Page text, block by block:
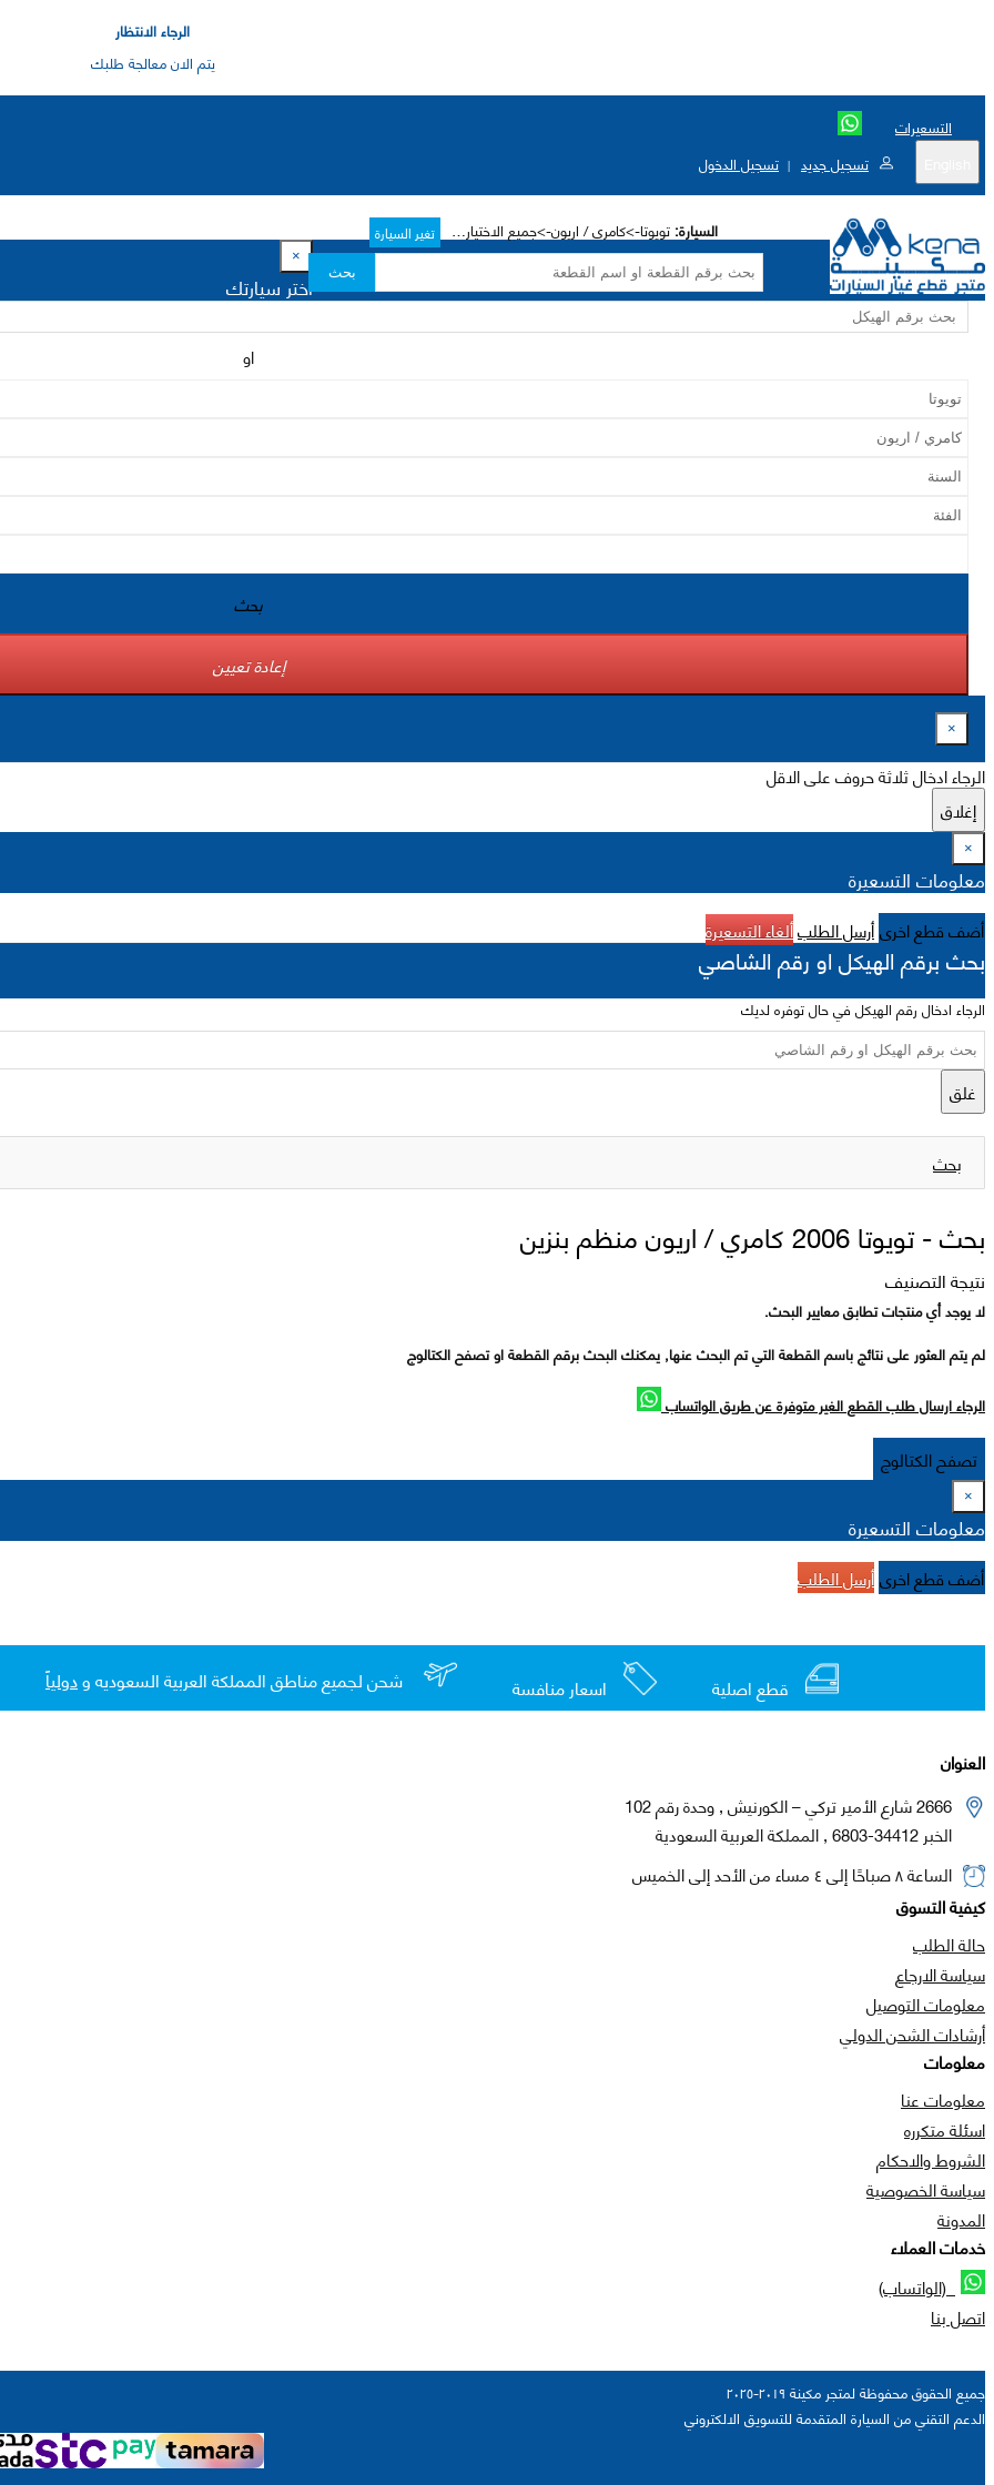
الرجاء الانتظار
يتم الان معالجة طلبك
التسعيرات
تسجيل جديد | تسجيل الدخول
السيارة: تويوتا->كامري / اريون->جميع الاختيارات-> تغير السيارة
بحث
×
اختر سيارتك
او
بحث
إعادة تعيين
×
الرجاء ادخال ثلاثة حروف على الاقل
إغلاق
×
معلومات التسعيرة
أضف قطع اخرىأرسل الطلبألغاء التسعيرة
بحث برقم الهيكل او رقم الشاصي
الرجاء ادخال رقم الهيكل في حال توفره لديك
غلق
بحث
بحث -تويوتا 2006 كامري / اريون منظم بنزين
نتيجة التصنيف
لا يوجد أي منتجات تطابق معايير البحث.
لم يتم العثور على نتائج باسم القطعة التي تم البحث عنها, يمكنك البحث برقم القطعة او تصفح الكتالوج
الرجاء ارسال طلب القطع الغير متوفرة عن طريق الواتساب
تصفح الكتالوج
×
معلومات التسعيرة
أضف قطع اخرىأرسل الطلب
قطع اصلية اسعار منافسة شحن لجميع مناطق المملكة العربية السعوديه ودولياً
العنوان
2666 شارع الأمير تركي – الكورنيش , وحدة رقم 102
الخبر 34412-6803 , المملكة العربية السعودية
الساعة ٨ صباحًا إلى ٤ مساء من الأحد إلى الخميس
كيفية التسوق
حالة الطلب
سياسة الارجاع
معلومات التوصيل
أرشادات الشحن الدولي
معلومات
معلومات عنا
اسئلة متكرره
الشروط والاحكام
سياسة الخصوصية
المدونة
خدمات العملاء
(الواتساب)
اتصل بنا
جميع الحقوق محفوظة لمتجر مكينة ٢٠١٩-٢٠٢٥
الدعم التقني من السيارة المتقدمة للتسويق الالكتروني